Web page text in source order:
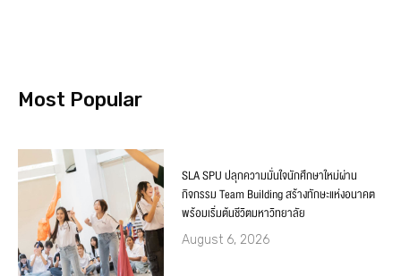
Most Popular
SLA SPU ปลุกความมั่นใจนักศึกษาใหม่ผ่าน
กิจกรรม Team Building สร้างทักษะแห่งอนาคต
พร้อมเริ่มต้นชีวิตมหาวิทยาลัย
August 6, 2026